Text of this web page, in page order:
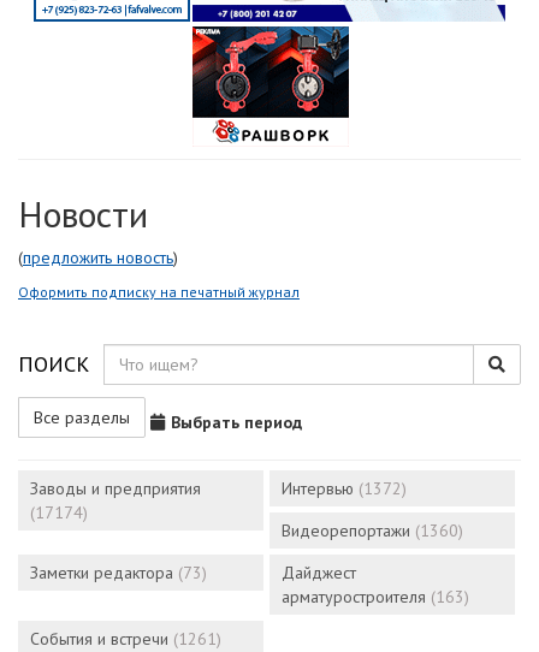
Новости
(предложить новость)
Оформить подписку на печатный журнал
ПОИСК
Все разделы Выбрать период
Заводы и предприятия
(17174)
Интервью (1372)
Видеорепортажи (1360)
Заметки редактора (73)
Дайджест
арматуростроителя (163)
События и встречи (1261)